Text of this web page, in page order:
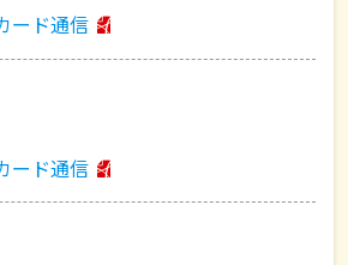
ード通信
ード通信